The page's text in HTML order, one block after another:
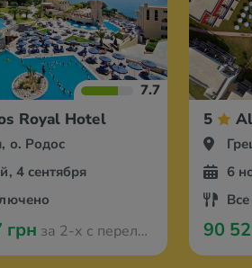
7.7
Royal Hotel
о. Родос
4 сентября
грн за 2-х с перелётом из Ганновера
5
6
90